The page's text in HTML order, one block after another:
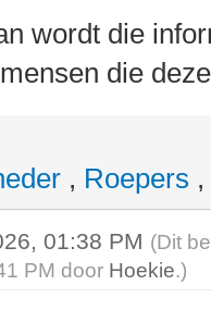
wordt die
die
, Roepers ,
01:38 PM (Dit
PM door Hoekie.)